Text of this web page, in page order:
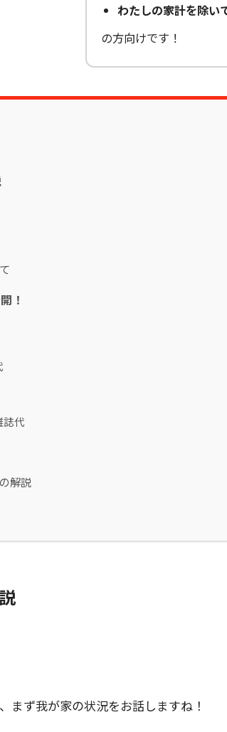
わたしの家計を除い
の方向けです！
！
誌代
解説
まず我が家の状況をお話しますね！